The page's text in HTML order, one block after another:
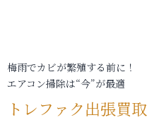
梅雨でカビが繁殖する前に！
エアコン掃除は“今”が最適
トレファク出張買取